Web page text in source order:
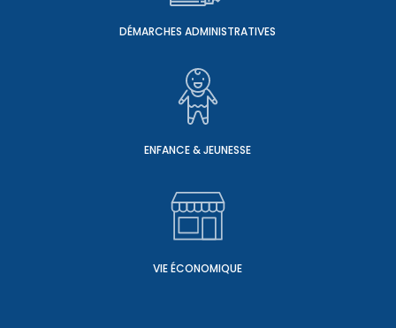
DÉMARCHES ADMINISTRATIVES
ENFANCE & JEUNESSE
VIE ÉCONOMIQUE